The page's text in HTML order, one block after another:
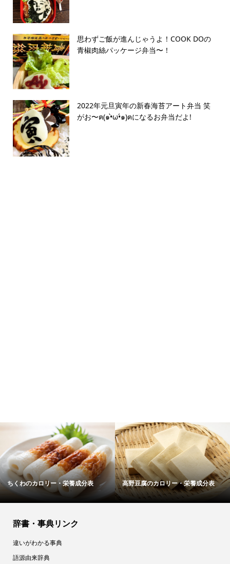
思わずご飯が進んじゃうよ！COOK DOの
青椒肉絲パッケージ弁当〜！
2022年元旦寅年の新春海苔アート弁当 笑
がお〜ฅ(๑•̀ω•́๑)ฅになるお弁当だよ!
高野豆腐のカロリー・栄養成分表 ショルダーハムのカロリー・
辞書・事典リンク
違いがわかる事典
語源由来辞典